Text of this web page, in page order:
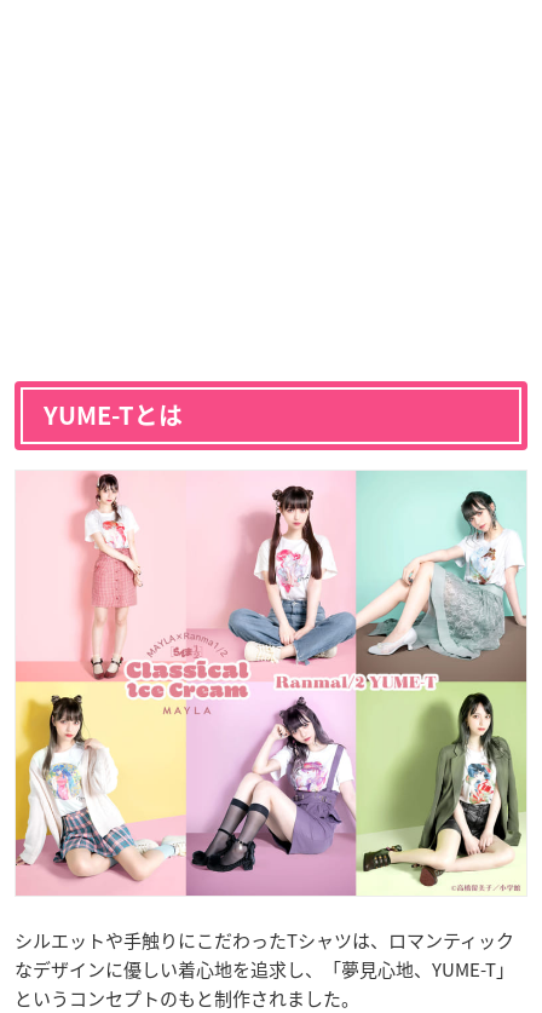
YUME-Tとは
シルエットや手触りにこだわったTシャツは、ロマンティック
なデザインに優しい着心地を追求し、「夢見心地、YUME-T」
というコンセプトのもと制作されました。